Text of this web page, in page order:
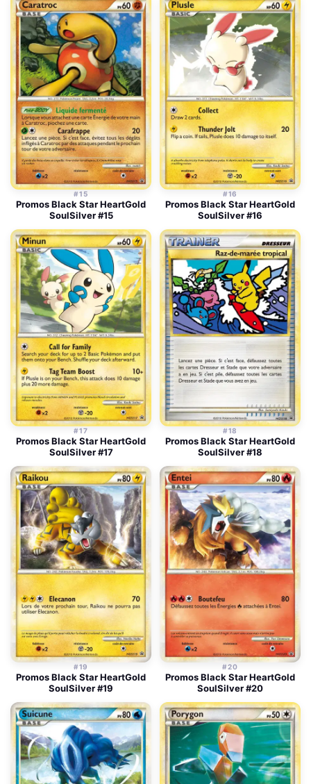
#15
Promos Black Star HeartGold
SoulSilver #15
#16
Promos Black Star HeartGold
SoulSilver #16
#17
Promos Black Star HeartGold
SoulSilver #17
#18
Promos Black Star HeartGold
SoulSilver #18
#19
Promos Black Star HeartGold
SoulSilver #19
#20
Promos Black Star HeartGold
SoulSilver #20